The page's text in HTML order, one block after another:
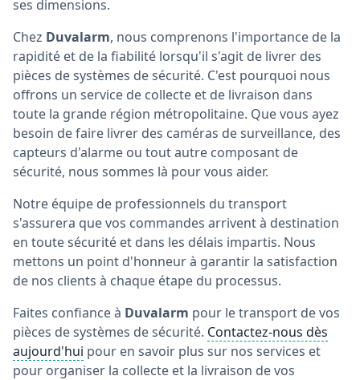
ses dimensions.
Chez Duvalarm, nous comprenons l'importance de la
rapidité et de la fiabilité lorsqu'il s'agit de livrer des
pièces de systèmes de sécurité. C'est pourquoi nous
offrons un service de collecte et de livraison dans
toute la grande région métropolitaine. Que vous ayez
besoin de faire livrer des caméras de surveillance, des
capteurs d'alarme ou tout autre composant de
sécurité, nous sommes là pour vous aider.
Notre équipe de professionnels du transport
s'assurera que vos commandes arrivent à destination
en toute sécurité et dans les délais impartis. Nous
mettons un point d'honneur à garantir la satisfaction
de nos clients à chaque étape du processus.
Faites confiance à Duvalarm pour le transport de vos
pièces de systèmes de sécurité. Contactez-nous dès
aujourd'hui pour en savoir plus sur nos services et
pour organiser la collecte et la livraison de vos